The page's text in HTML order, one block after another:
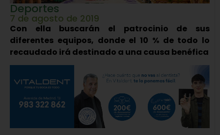
Deportes
7 de agosto de 2019
Con ella buscarán el patrocinio de sus
diferentes equipos, donde el 10 % de todo lo
recaudado irá destinado a una causa benéfica